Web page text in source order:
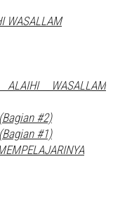
WASALLAM
WASALLAM
#2)
#1)